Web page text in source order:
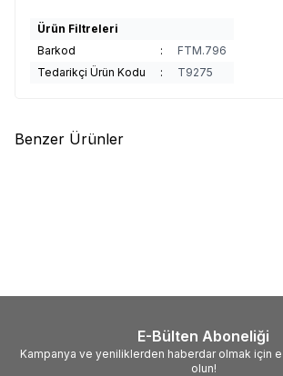
Ürün Filtreleri
Barkod
:
FTM.796
Tedarikçi Ürün Kodu
: T9275
Benzer Ürünler
E-Bülten Aboneliği
Kampanya ve yeniliklerden haberdar olmak için
olun!